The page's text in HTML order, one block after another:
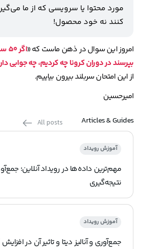
مورد محتوا یا سرویسی که از ما
کنند نه خود محصول!
امروز این سوال در ذهن ماست که «
بپرسند در دوران کرونا چه کردیم، چه جوابی
از این امتحان سربلند بیرون بیاییم.
امیرحسین
Articles & Guides
All posts
آموزش رویداد
مهم‌ترین داده‌ها در رویداد آنلاین؛
نتیجه‌گیری
آموزش رویداد
جمع‌آوری و آنالیز دیتا و تاثیر آن در